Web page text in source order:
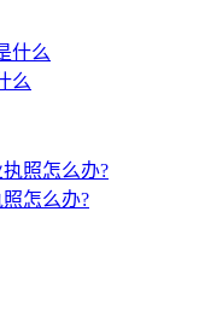
么
怎么办?